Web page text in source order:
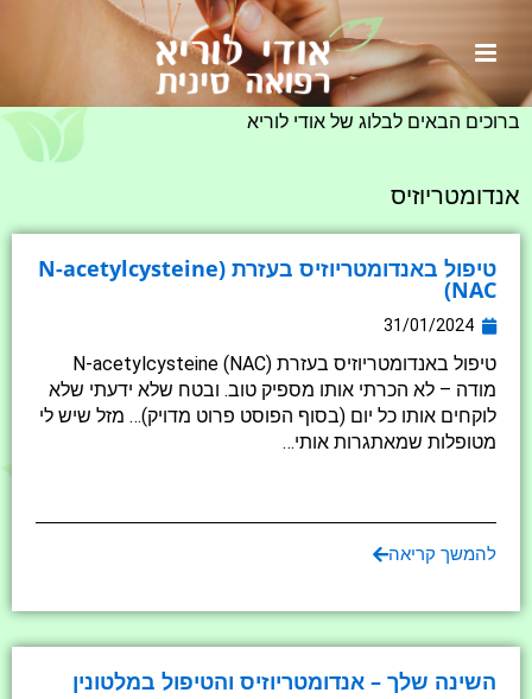
»אנדומטריוזיס
ברוכים הבאים לבלוג של אודי לוריא
אנדומטריוזיס
טיפול באנדומטריוזיס בעזרת (N-acetylcysteine
(NAC
31/01/2024
טיפול באנדומטריוזיס בעזרת (N-acetylcysteine (NAC
מודה – לא הכרתי אותו מספיק טוב. ובטח שלא ידעתי שלא
לוקחים אותו כל יום (בסוף הפוסט פרוט מדויק)… מזל שיש לי
מטופלות שמאתגרות אותי…
להמשך קריאה
השינה שלך – אנדומטריוזיס והטיפול במלטונין